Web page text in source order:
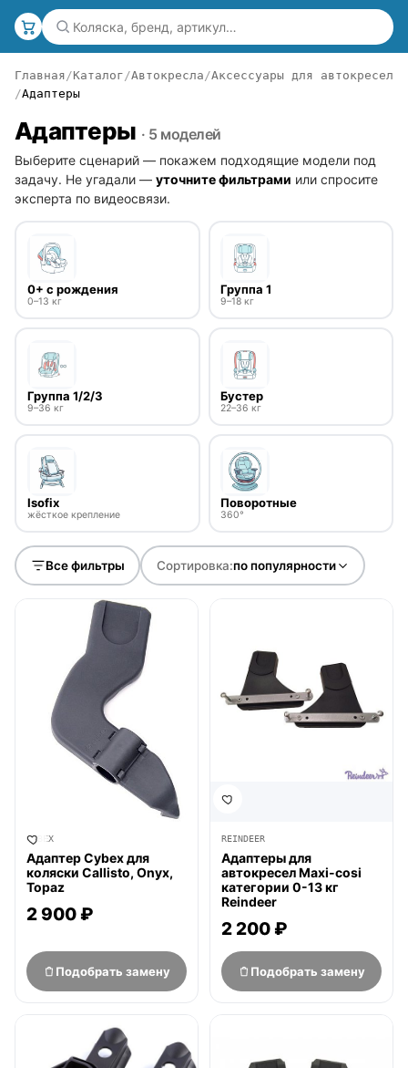
Главная Каталог Автокресла Аксессуары для автокресел
Адаптеры
Адаптеры · 5 моделей
Выберите сценарий — покажем подходящие модели под
задачу. Не угадали — уточните фильтрами или спросите
эксперта по видеосвязи.
0+ с рождения
0–13 кг
Группа 1
9–18 кг
Группа 1/2/3
9–36 кг
Бустер
22–36 кг
Isofix
жёсткое крепление
Поворотные
360°
Все фильтры Сортировка:по популярности
нет в продаже
CYBEX
Адаптер Cybex для
коляски Callisto, Onyx,
Topaz
2 900 ₽
Подобрать замену
REINDEER
Адаптеры для
автокресел Maxi-cosi
категории 0-13 кг
Reindeer
2 200 ₽
Подобрать замену
нет в продаже